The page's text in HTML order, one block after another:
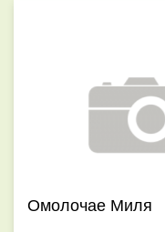
Омолочае Миля